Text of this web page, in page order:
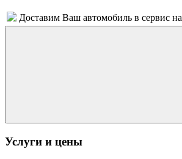
Доставим Ваш автомобиль в сервис на
Услуги и цены